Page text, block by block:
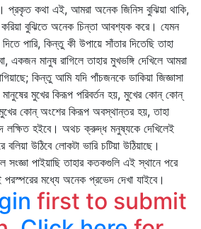
প্রকৃত কথা এই, আমরা অনেক জিনিস বুঝিয়া থাকি,
করিয়া বুঝিতে অনেক চিন্তা আবশ্যক করে। যেমন
পারি, কিন্তু কী উপায়ে সাঁতার দিতেছি তাহা
একজন মানুষ রাগিলে তাহার মুখভঙ্গি দেখিলে আমরা
কিন্তু আমি যদি পাঁচজনকে ডাকিয়া জিজ্ঞাসা
মানুষের মুখের কিরূপ পরিবর্তন হয়, মুখের কোন্‌ কোন্‌
কোন্‌ অংশের কিরূপ অবস্থান্তর হয়, তাহা
লক্ষিত হইবে। অথচ ক্রুদ্ধ মনুষ্যকে দেখিলেই
উঠিবে লোকটা ভারি চটিয়া উঠিয়াছে।
পাইয়াছি তাহার কতকগুলি এই স্থানে পরে
পরস্পরের মধ্যে অনেক প্রভেদ দেখা যাইবে।
first to submit